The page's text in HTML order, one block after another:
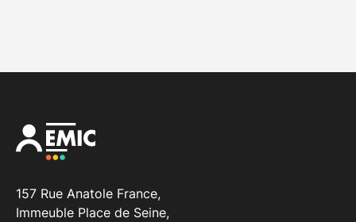
157 Rue Anatole France,
Immeuble Place de Seine,